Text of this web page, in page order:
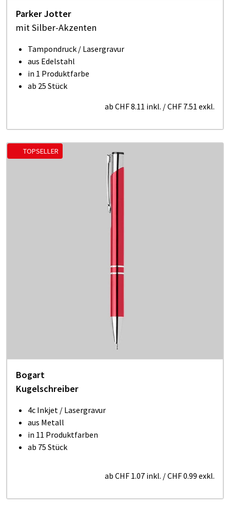
Parker Jotter
mit Silber-Akzenten
Tampondruck / Lasergravur
aus Edelstahl
in 1 Produktfarbe
ab 25 Stück
ab CHF 8.11 inkl. /CHF 7.51 exkl.
TOPSELLER
Bogart
Kugelschreiber
4c Inkjet / Lasergravur
aus Metall
in 11 Produktfarben
ab 75 Stück
ab CHF 1.07 inkl. /CHF 0.99 exkl.